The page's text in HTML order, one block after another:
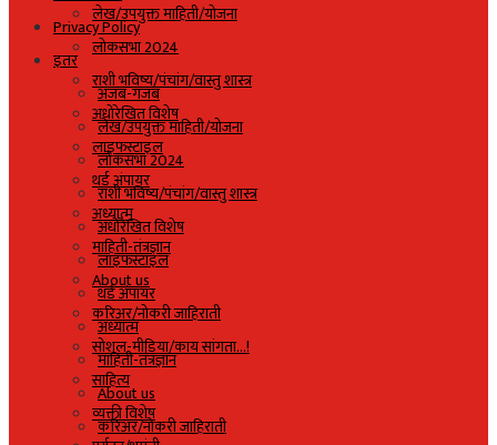
लेख/उपयुक्त माहिती/योजना
लोकसभा 2024
राशी भविष्य/पंचांग/वास्तु शास्त्र
अधोरेखित विशेष
लाइफस्टाइल
थर्ड अंपायर
अध्यात्म
माहिती-तंत्रज्ञान
About us
करिअर/नोकरी जाहिराती
सोशल-मीडिया/काय सांगता…!
साहित्य
व्यक्ती विशेष
Privacy Policy
इतर
अजब-गजब
लेख/उपयुक्त माहिती/योजना
लोकसभा 2024
राशी भविष्य/पंचांग/वास्तु शास्त्र
अधोरेखित विशेष
लाइफस्टाइल
थर्ड अंपायर
अध्यात्म
माहिती-तंत्रज्ञान
About us
करिअर/नोकरी जाहिराती